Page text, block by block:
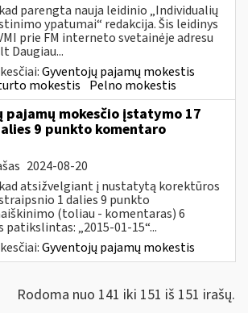
parengta nauja leidinio „Individualių
ypatumai“ redakcija. Šis leidinys
prie FM interneto svetainėje adresu
Daugiau...
Gyventojų pajamų mokestis
mokestis Pelno mokestis
pajamų mokesčio įstatymo 17
9 punkto komentaro
2024-08-20
atsižvelgiant į nustatytą korektūros
1 dalies 9 punkto
(toliau - komentaras) 6
patikslintas: „2015-01-15“...
Gyventojų pajamų mokestis
Rodoma nuo 141 iki 151 iš 151 irašų.